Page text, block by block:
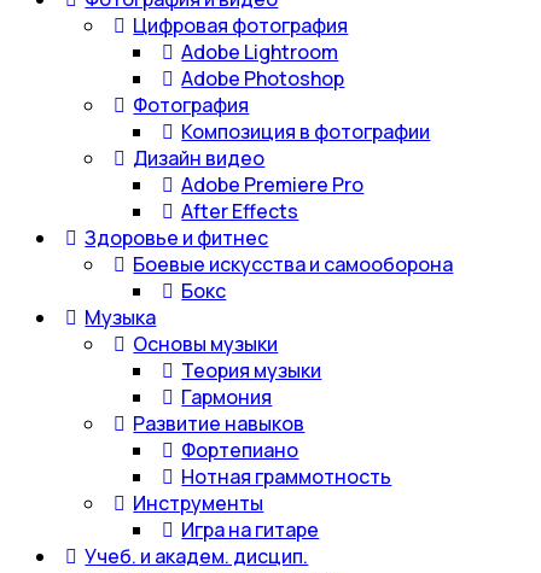
Цифровая фотография
Adobe Lightroom
Adobe Photoshop
Фотография
Композиция в фотографии
Дизайн видео
Adobe Premiere Pro
After Effects
Здоровье и фитнес
Боевые искусства и самооборона
Бокс
Музыка
Основы музыки
Теория музыки
Гармония
Развитие навыков
Фортепиано
Нотная граммотность
Инструменты
Игра на гитаре
Учеб. и академ. дисцип.